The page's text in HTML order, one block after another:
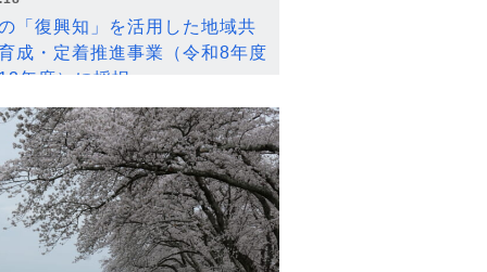
「復興知」を活用した地域共
成・定着推進事業（令和8年度
年度）に採択